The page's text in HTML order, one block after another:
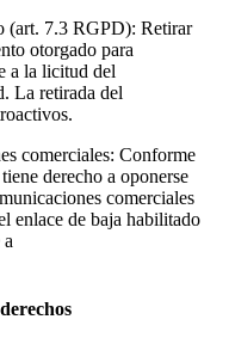
(art. 7.3 RGPD): Retirar
otorgado para
a la licitud del
La retirada del
comerciales: Conforme
derecho a oponerse
comerciales
enlace de baja habilitado